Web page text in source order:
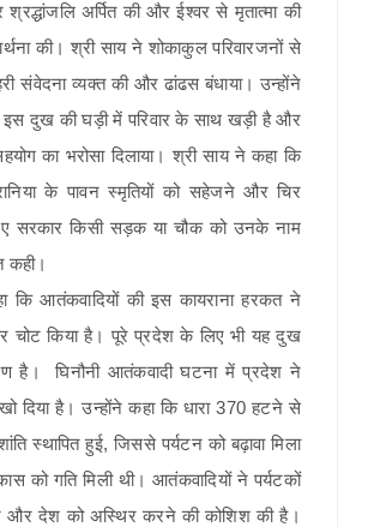
श्रद्धांजलि अर्पित की और ईश्वर से मृतात्मा की
की। श्री साय ने शोकाकुल परिवारजनों से
संवेदना व्यक्त की और ढांढस बंधाया। उन्होंने
इस दुख की घड़ी में परिवार के साथ खड़ी है और
का भरोसा दिलाया। श्री साय ने कहा कि
के पावन स्मृतियों को सहेजने और चिर
सरकार किसी सड़क या चौक को उनके नाम
कही।
कि आतंकवादियों की इस कायराना हरकत ने
चोट किया है। पूरे प्रदेश के लिए भी यह दुख
है। घिनौनी आतंकवादी घटना में प्रदेश ने
दिया है। उन्होंने कहा कि धारा 370 हटने से
स्थापित हुई, जिससे पर्यटन को बढ़ावा मिला
को गति मिली थी। आतंकवादियों ने पर्यटकों
और देश को अस्थिर करने की कोशिश की है।